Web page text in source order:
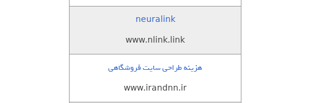
neuralink
www.nlink.link
هزینه طراحی سایت فروشگاهی
www.irandnn.ir